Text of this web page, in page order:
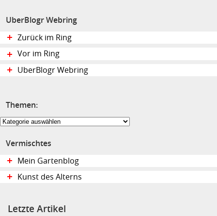
UberBlogr Webring
Zurück im Ring
Vor im Ring
UberBlogr Webring
Themen:
Themen:
Vermischtes
Mein Gartenblog
Kunst des Alterns
Letzte Artikel